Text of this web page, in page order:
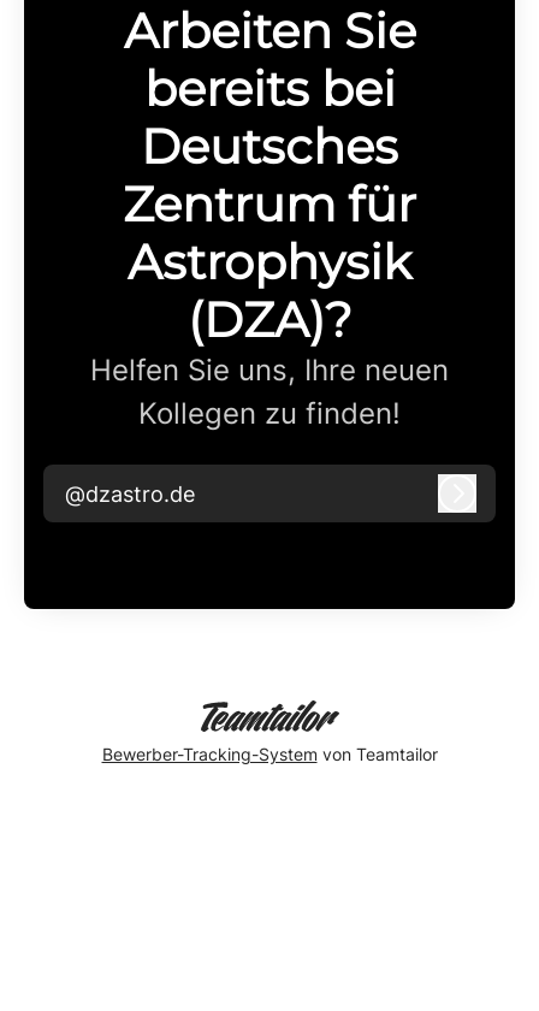
Arbeiten Sie
bereits bei
Deutsches
Zentrum für
Astrophysik
(DZA)?
Helfen Sie uns, Ihre neuen
Kollegen zu finden!
@dzastro.de
Bewerber-Tracking-System von Teamtailor